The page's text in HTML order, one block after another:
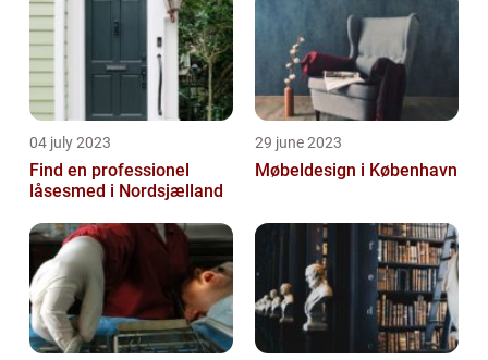
04 july 2023
Find en professionel
låsesmed i Nordsjælland
29 june 2023
Møbeldesign i København